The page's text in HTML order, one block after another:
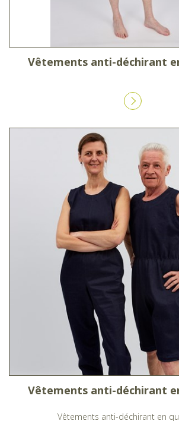
Vêtements anti-déchirant
Vêtements anti-déchirant
Vêtements anti-déchirant en